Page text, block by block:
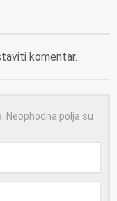
komentar.
Neophodna polja su